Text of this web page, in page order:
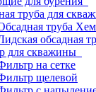
труба для
труба
обсадная
для скважины
на сетке
щелевой